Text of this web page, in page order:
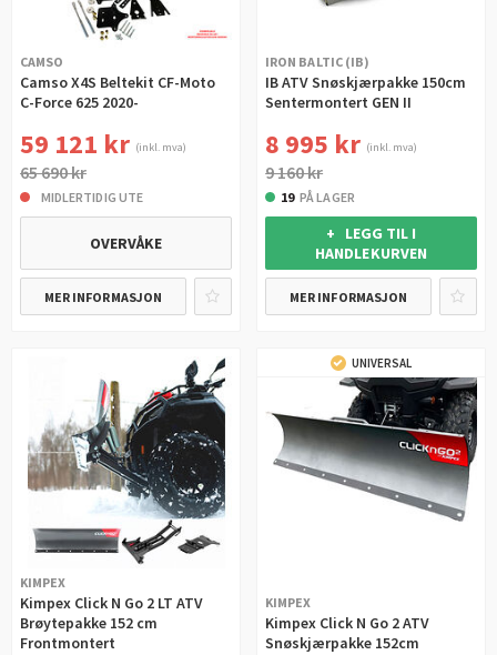
CAMSO
Camso X4S Beltekit CF-Moto
C-Force 625 2020-
59 121 kr (inkl. mva)
65 690 kr
MIDLERTIDIG UTE
OVERVÅKE
MER INFORMASJON
IRON BALTIC (IB)
IB ATV Snøskjærpakke 150cm
Sentermontert GEN II
8 995 kr (inkl. mva)
9 160 kr
19 PÅ LAGER
+ LEGG TIL I
HANDLEKURVEN
MER INFORMASJON
KIMPEX
Kimpex Click N Go 2 LT ATV
Brøytepakke 152 cm
Frontmontert
UNIVERSAL
KIMPEX
Kimpex Click N Go 2 ATV
Snøskjærpakke 152cm